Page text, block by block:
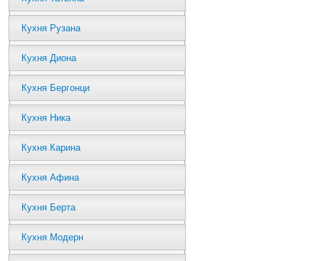
Кухня Рузана
Кухня Диона
Кухня Бергонци
Кухня Ника
Кухня Карина
Кухня Афина
Кухня Берта
Кухня Модерн